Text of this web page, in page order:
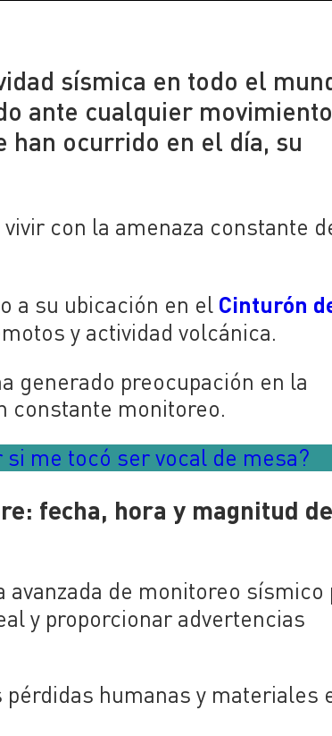
sísmica en todo el
ante cualquier movimiento
han ocurrido en el día, su
con la amenaza constante
a su ubicación en el Cinturón
y actividad volcánica.
generado preocupación en la
constante monitoreo.
si me tocó ser vocal de mesa?
fecha, hora y magnitud
de monitoreo sísmico
y proporcionar advertencias
humanas y materiales